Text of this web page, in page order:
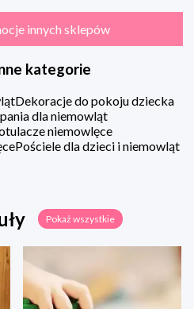
innych sklepów
kategorie
Dekoracje do pokoju dziecka
dla niemowląt
niemowlęce
Pościele dla dzieci i niemowląt
Pokaż wszystkie